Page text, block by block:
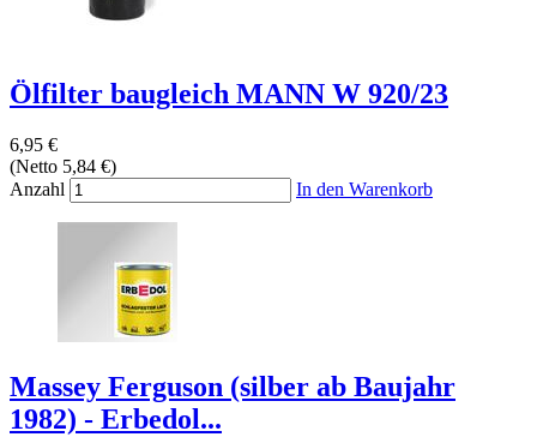
Ölfilter baugleich MANN W 920/23
6,95 €
(Netto 5,84 €)
Anzahl
In den Warenkorb
Massey Ferguson (silber ab Baujahr
1982) - Erbedol...